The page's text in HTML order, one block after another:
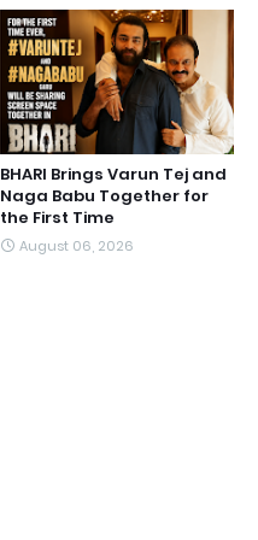
BHARI Brings Varun Tej and
Naga Babu Together for
the First Time
August 06, 2026